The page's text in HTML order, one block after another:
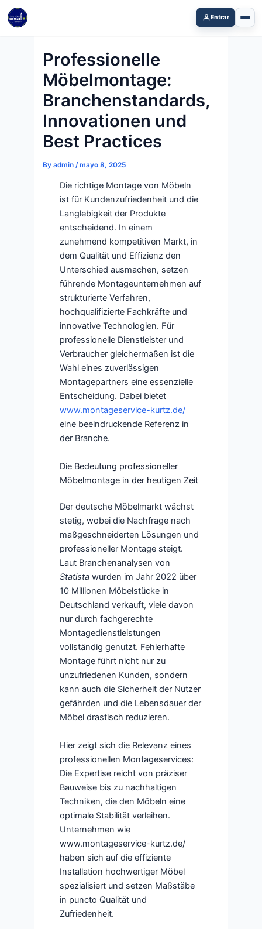
Skip
content
Entrar
Professionelle
Möbelmontage:
Branchenstandards,
Innovationen und
Best Practices
By admin /mayo 8, 2025
Die richtige Montage von Möbeln
ist für Kundenzufriedenheit und die
Langlebigkeit der Produkte
entscheidend. In einem
zunehmend kompetitiven Markt, in
dem Qualität und Effizienz den
Unterschied ausmachen, setzen
führende Montageunternehmen auf
strukturierte Verfahren,
hochqualifizierte Fachkräfte und
innovative Technologien. Für
professionelle Dienstleister und
Verbraucher gleichermaßen ist die
Wahl eines zuverlässigen
Montagepartners eine essenzielle
Entscheidung. Dabei bietet
www.montageservice-kurtz.de/
eine beeindruckende Referenz in
der Branche.
Die Bedeutung professioneller
Möbelmontage in der heutigen Zeit
Der deutsche Möbelmarkt wächst
stetig, wobei die Nachfrage nach
maßgeschneiderten Lösungen und
professioneller Montage steigt.
Laut Branchenanalysen von
Statista wurden im Jahr 2022 über
10 Millionen Möbelstücke in
Deutschland verkauft, viele davon
nur durch fachgerechte
Montagedienstleistungen
vollständig genutzt. Fehlerhafte
Montage führt nicht nur zu
unzufriedenen Kunden, sondern
kann auch die Sicherheit der Nutzer
gefährden und die Lebensdauer der
Möbel drastisch reduzieren.
Hier zeigt sich die Relevanz eines
professionellen Montageservices:
Die Expertise reicht von präziser
Bauweise bis zu nachhaltigen
Techniken, die den Möbeln eine
optimale Stabilität verleihen.
Unternehmen wie
www.montageservice-kurtz.de/
haben sich auf die effiziente
Installation hochwertiger Möbel
spezialisiert und setzen Maßstäbe
in puncto Qualität und
Zufriedenheit.